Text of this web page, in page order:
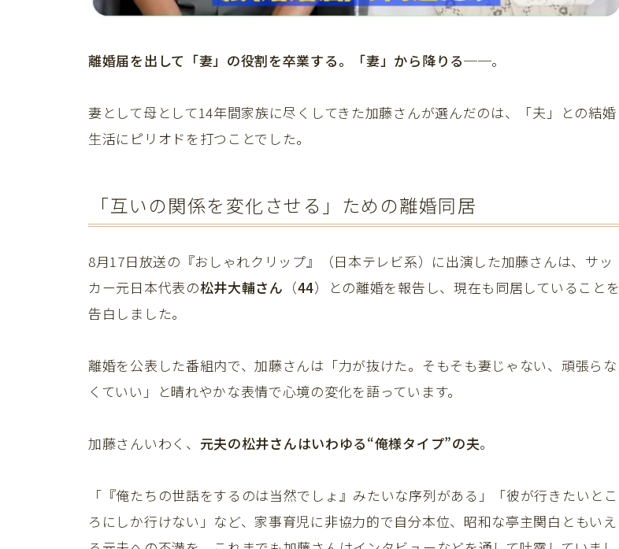
離婚届を出して「妻」の役割を卒業する。「妻」から降りる──。
妻として母として14年間家族に尽くしてきた加藤さんが選んだのは、「夫」との結婚
生活にピリオドを打つことでした。
「互いの関係を変化させる」ための離婚同居
8月17日放送の『おしゃれクリップ』（日本テレビ系）に出演した加藤さんは、サッ
カー元日本代表の松井大輔さん （44）との離婚を報告し、現在も同居していることを
告白しました。
離婚を公表した番組内で、加藤さんは「力が抜けた。そもそも妻じゃない、頑張らな
くていい」と晴れやかな表情で心境の変化を語っています。
加藤さんいわく、 元夫の松井さんはいわゆる“俺様タイプ”の夫。
「『俺たちの世話をするのは当然でしょ』みたいな序列がある」「彼が行きたいとこ
ろにしか行けない」など、家事育児に非協力的で自分本位、昭和な亭主関白ともいえ